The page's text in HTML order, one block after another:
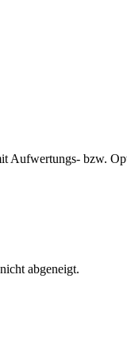
Aufwertungs- bzw.
abgeneigt.